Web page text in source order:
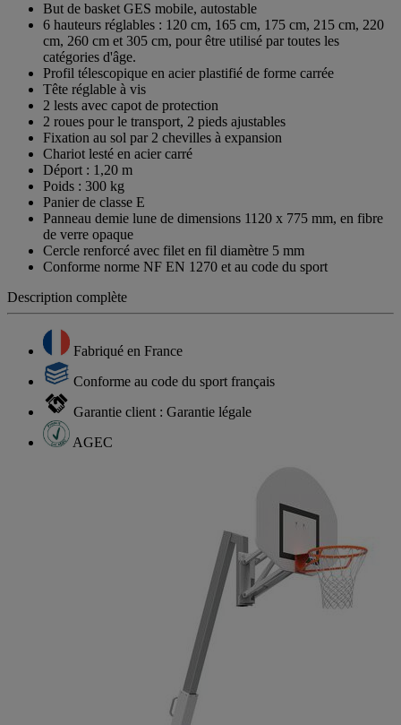
But de basket GES mobile, autostable
6 hauteurs réglables : 120 cm, 165 cm, 175 cm, 215 cm, 220
cm, 260 cm et 305 cm, pour être utilisé par toutes les
catégories d'âge.
Profil télescopique en acier plastifié de forme carrée
Tête réglable à vis
2 lests avec capot de protection
2 roues pour le transport, 2 pieds ajustables
Fixation au sol par 2 chevilles à expansion
Chariot lesté en acier carré
Déport : 1,20 m
Poids : 300 kg
Panier de classe E
Panneau demie lune de dimensions 1120 x 775 mm, en fibre
de verre opaque
Cercle renforcé avec filet en fil diamètre 5 mm
Conforme norme NF EN 1270 et au code du sport
Description complète
Fabriqué en France
Conforme au code du sport français
Garantie client : Garantie légale
AGEC